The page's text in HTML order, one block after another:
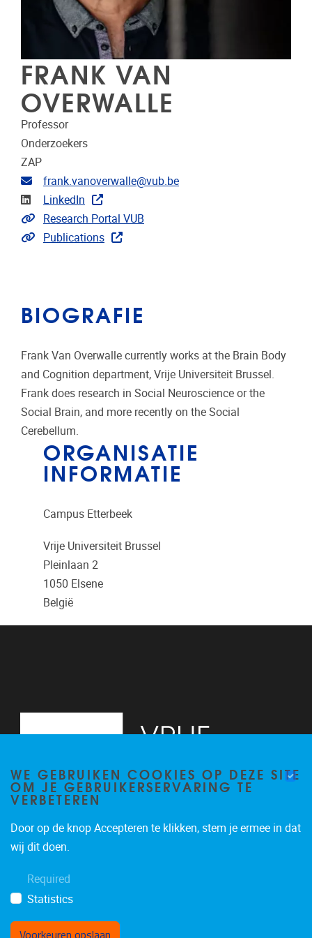
FRANK VAN
OVERWALLE
Professor
Onderzoekers
ZAP
E-mailadres
frank.vanoverwalle@vub.be
LinkedIn
LinkedIn
Link naar CRIS
Research Portal VUB
Link naar publicaties
Publications
BIOGRAFIE
Frank Van Overwalle currently works at the Brain Body
and Cognition department, Vrije Universiteit Brussel.
Frank does research in Social Neuroscience or the
Social Brain, and more recently on the Social
Cerebellum.
ORGANISATIE
INFORMATIE
Campus Etterbeek
Vrije Universiteit Brussel
Pleinlaan 2
1050 Elsene
België
WE GEBRUIKEN COOKIES OP DEZE SITE
OM JE GEBRUIKERSERVARING TE
VERBETEREN
Door op de knop Accepteren te klikken, stem je ermee in dat
wij dit doen.
Required
Statistics
Voorkeuren opslaan